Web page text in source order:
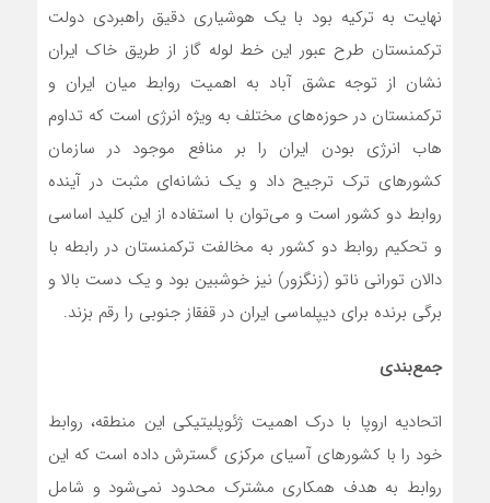
نهایت به ترکیه بود با یک هوشیاری دقیق راهبردی دولت
ترکمنستان طرح عبور این خط لوله گاز از طریق خاک ایران
نشان از توجه عشق آباد به اهمیت روابط میان ایران و
ترکمنستان در حوزه‌های مختلف به ویژه انرژی است که تداوم
هاب انرژی بودن ایران را بر منافع موجود در سازمان
کشورهای ترک ترجیح داد و یک نشانه‌ای مثبت در آینده
روابط دو کشور است و می‌توان با استفاده از این کلید اساسی
و تحکیم روابط دو کشور به مخالفت ترکمنستان در رابطه با
دالان تورانی ناتو (زنگزور) نیز خوشبین بود و یک دست بالا و
برگی برنده برای دیپلماسی ایران در قفقاز جنوبی را رقم بزند.
جمع‌بندی
اتحادیه اروپا با درک اهمیت ژئوپلیتیکی این منطقه، روابط
خود را با کشورهای آسیای مرکزی گسترش داده است که این
روابط به هدف همکاری مشترک محدود نمی‌شود و شامل